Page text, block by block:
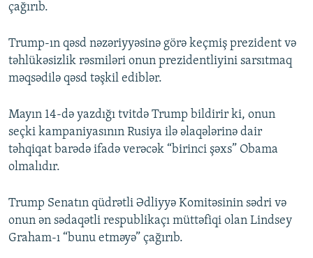
çağırıb.
Trump-ın qəsd nəzəriyyəsinə görə keçmiş prezident və
təhlükəsizlik rəsmiləri onun prezidentliyini sarsıtmaq
məqsədilə qəsd təşkil ediblər.
Mayın 14-də yazdığı tvitdə Trump bildirir ki, onun
seçki kampaniyasının Rusiya ilə əlaqələrinə dair
təhqiqat barədə ifadə verəcək “birinci şəxs” Obama
olmalıdır.
Trump Senatın qüdrətli Ədliyyə Komitəsinin sədri və
onun ən sədaqətli respublikaçı müttəfiqi olan Lindsey
Graham-ı “bunu etməyə” çağırıb.